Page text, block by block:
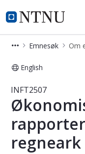
NTNU Hjemmeside
Studier
Emnesøk Om
English
Emne -
INFT2507
regneark